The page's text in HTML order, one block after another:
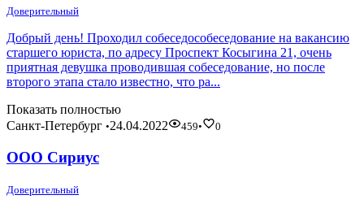
Доверительный
Добрый день! Проходил собеседособеседование на вакансию
старшего юриста, по адресу Проспект Косыгина 21, очень
приятная девушка проводившая собеседование, но после
второго этапа стало известно, что ра...
Показать полностью
Санкт-Петербург •24.04.2022 459• 0
OOO Сириус
Доверительный